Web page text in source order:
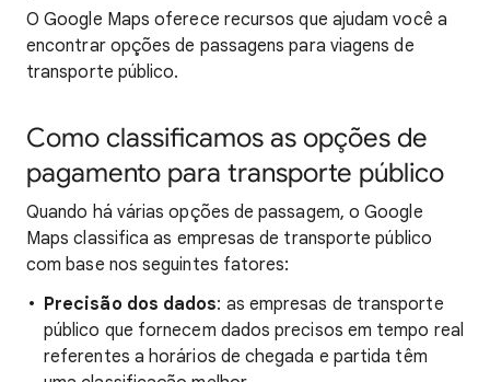
O Google Maps oferece recursos que ajudam você a
encontrar opções de passagens para viagens de
transporte público.
Como classificamos as opções de
pagamento para transporte público
Quando há várias opções de passagem, o Google
Maps classifica as empresas de transporte público
com base nos seguintes fatores:
Precisão dos dados: as empresas de transporte
público que fornecem dados precisos em tempo real
referentes a horários de chegada e partida têm